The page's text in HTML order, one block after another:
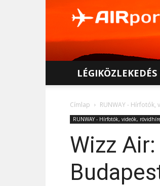
LÉGIKÖZLEKEDÉS
Címlap RUNWAY -
RUNWAY - Hírfotók, videók,
Wizz